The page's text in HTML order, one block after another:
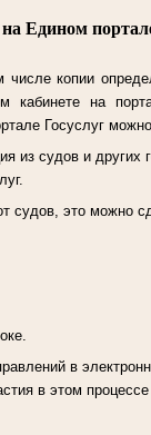
Едином
копии
кабинете на
Госуслуг
из судов и других
судов, это можно
в
в этом